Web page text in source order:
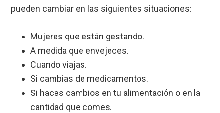
pueden cambiar en las siguientes situaciones:
Mujeres que están gestando.
A medida que envejeces.
Cuando viajas.
Si cambias de medicamentos.
Si haces cambios en tu alimentación o en la
cantidad que comes.